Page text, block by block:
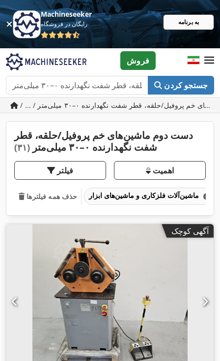
Machineseeker
رایگان در فروشگاه به برنامه
جستجو کردن
فروش
دست دوم ماشین‌های خم پروفیل/حلقه، قطر
شفت نگهدارنده ۰–۳۰ میلی‌متر
(۳۱)
فیلتر اهمیت
حذف همه فیلترها
آگهی کوچک